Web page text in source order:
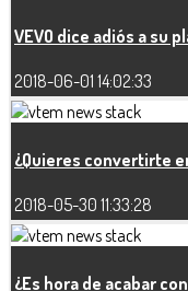
VEVO dice adiós a su
2018-06-01 14:02:33
¿Quieres convertirte
2018-05-30 11:33:28
¿Es hora de acabar